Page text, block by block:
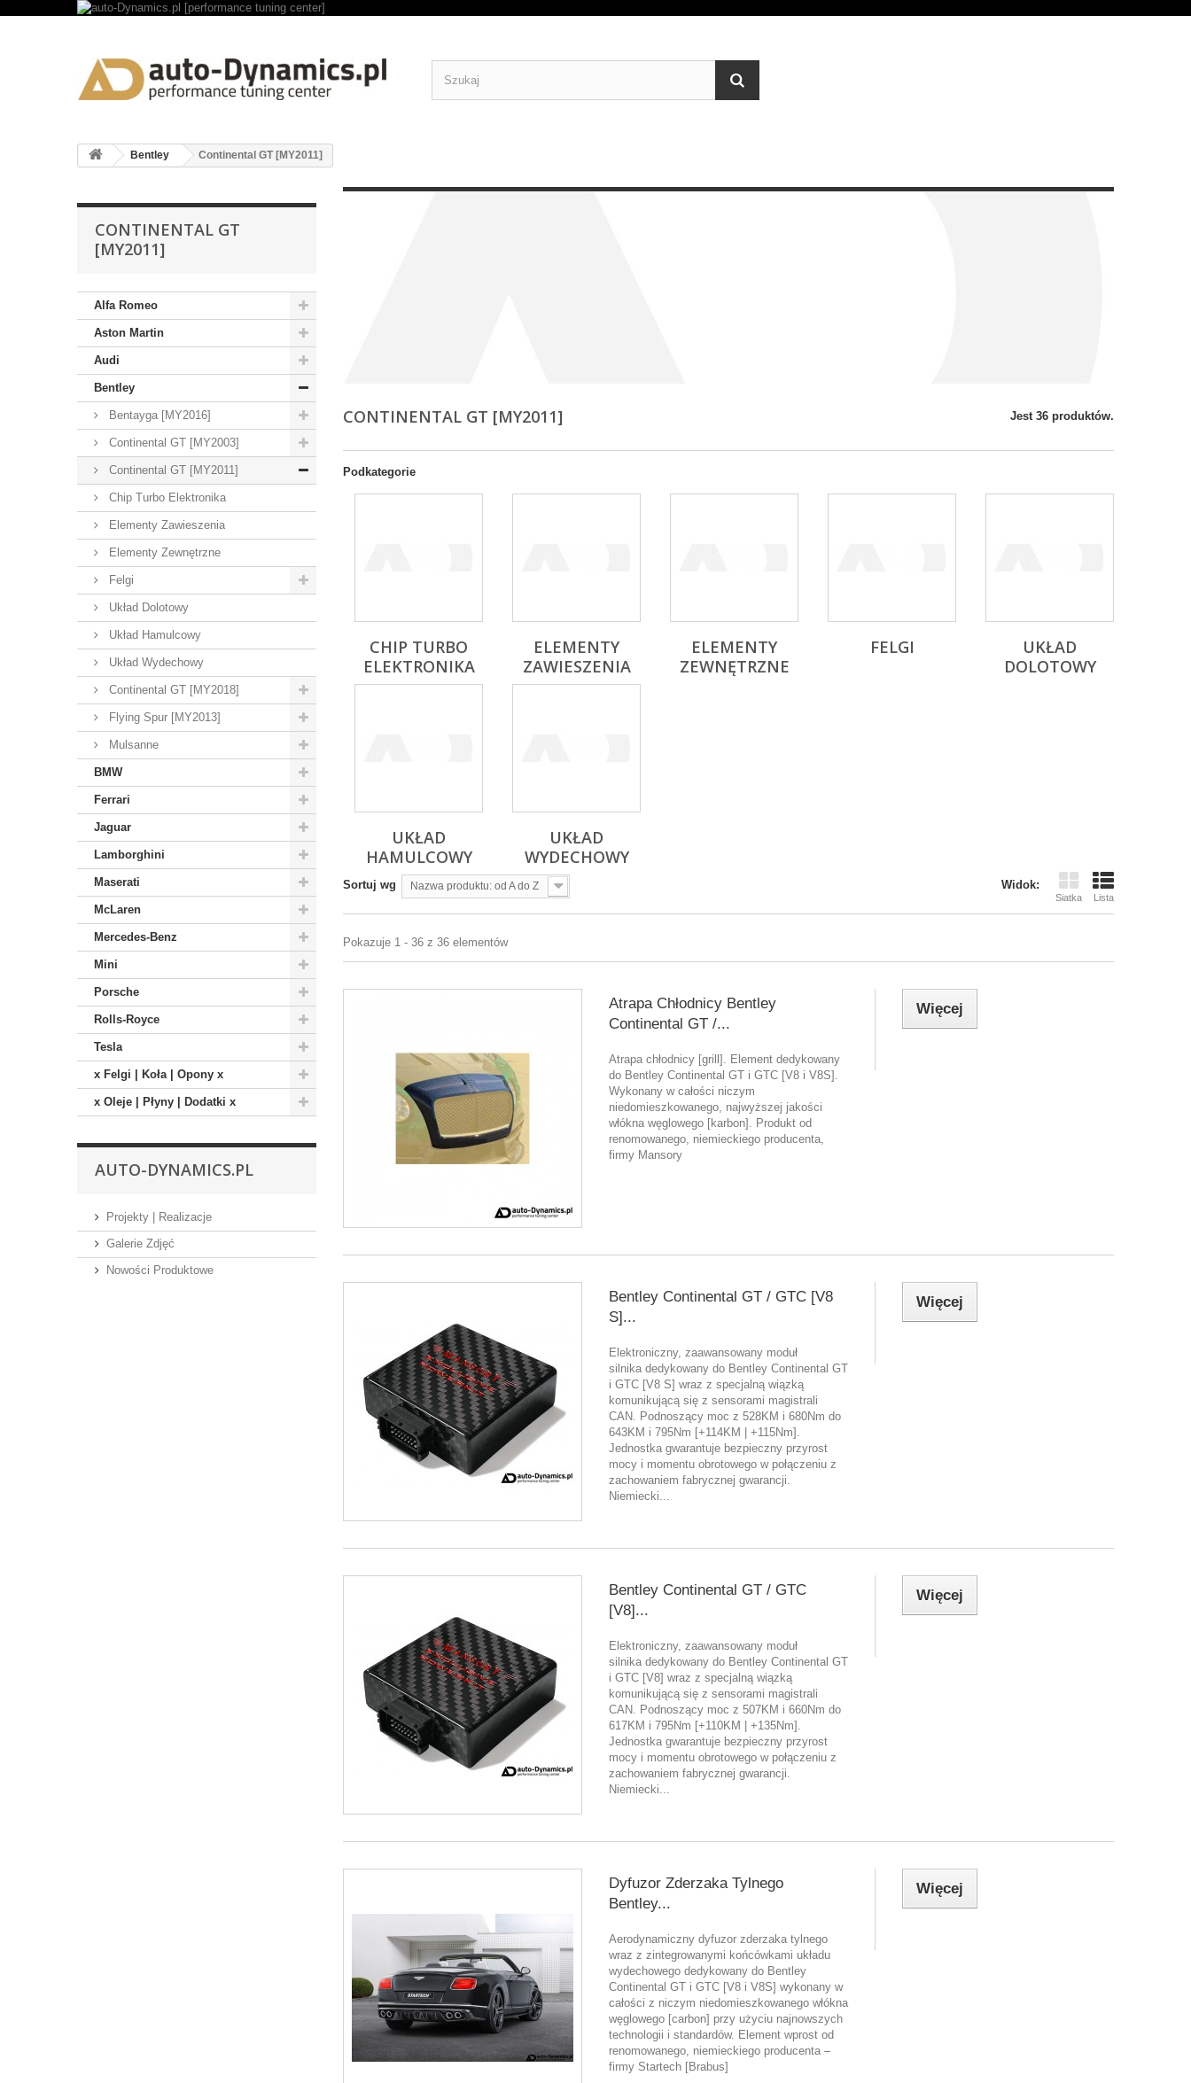
Bentley Continental GT [MY2011]
CONTINENTAL GT
[MY2011]
Alfa Romeo
Aston Martin
Audi
Bentley
Bentayga [MY2016]
Continental GT [MY2003]
Continental GT [MY2011]
Chip Turbo Elektronika
Elementy Zawieszenia
Elementy Zewnętrzne
Felgi
Układ Dolotowy
Układ Hamulcowy
Układ Wydechowy
Continental GT [MY2018]
Flying Spur [MY2013]
Mulsanne
BMW
Ferrari
Jaguar
Lamborghini
Maserati
McLaren
Mercedes-Benz
Mini
Porsche
Rolls-Royce
Tesla
x Felgi | Koła | Opony x
x Oleje | Płyny | Dodatki x
AUTO-DYNAMICS.PL
Projekty | Realizacje
Galerie Zdjęć
Nowości Produktowe
CONTINENTAL GT [MY2011] Jest 36 produktów.
Podkategorie
CHIP TURBO
ELEKTRONIKA
ELEMENTY
ZAWIESZENIA
ELEMENTY
ZEWNĘTRZNE
FELGI
UKŁAD
DOLOTOWY
UKŁAD
HAMULCOWY
UKŁAD
WYDECHOWY
Widok:
Siatka Lista
Sortuj wg Nazwa produktu: od A do Z
Pokazuje 1 - 36 z 36 elementów
Atrapa Chłodnicy Bentley
Continental GT /...
Atrapa chłodnicy [grill]. Element dedykowany
do Bentley Continental GT i GTC [V8 i V8S].
Wykonany w całości niczym
niedomieszkowanego, najwyższej jakości
włókna węglowego [karbon]. Produkt od
renomowanego, niemieckiego producenta,
firmy Mansory
Więcej
Bentley Continental GT / GTC [V8
S]...
Elektroniczny, zaawansowany moduł
silnika dedykowany do Bentley Continental GT
i GTC [V8 S] wraz z specjalną wiązką
komunikującą się z sensorami magistrali
CAN. Podnoszący moc z 528KM i 680Nm do
643KM i 795Nm [+114KM | +115Nm].
Jednostka gwarantuje bezpieczny przyrost
mocy i momentu obrotowego w połączeniu z
zachowaniem fabrycznej gwarancji.
Niemiecki...
Więcej
Bentley Continental GT / GTC
[V8]...
Elektroniczny, zaawansowany moduł
silnika dedykowany do Bentley Continental GT
i GTC [V8] wraz z specjalną wiązką
komunikującą się z sensorami magistrali
CAN. Podnoszący moc z 507KM i 660Nm do
617KM i 795Nm [+110KM | +135Nm].
Jednostka gwarantuje bezpieczny przyrost
mocy i momentu obrotowego w połączeniu z
zachowaniem fabrycznej gwarancji.
Niemiecki...
Więcej
Dyfuzor Zderzaka Tylnego
Bentley...
Aerodynamiczny dyfuzor zderzaka tylnego
wraz z zintegrowanymi końcówkami układu
wydechowego dedykowany do Bentley
Continental GT i GTC [V8 i V8S] wykonany w
całości z niczym niedomieszkowanego włókna
węglowego [carbon] przy użyciu najnowszych
technologii i standardów. Element wprost od
renomowanego, niemieckiego producenta –
firmy Startech [Brabus]
Więcej